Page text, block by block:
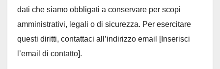
dati che siamo obbligati a conservare per scopi
amministrativi, legali o di sicurezza. Per esercitare
questi diritti, contattaci all’indirizzo email [Inserisci
l’email di contatto].